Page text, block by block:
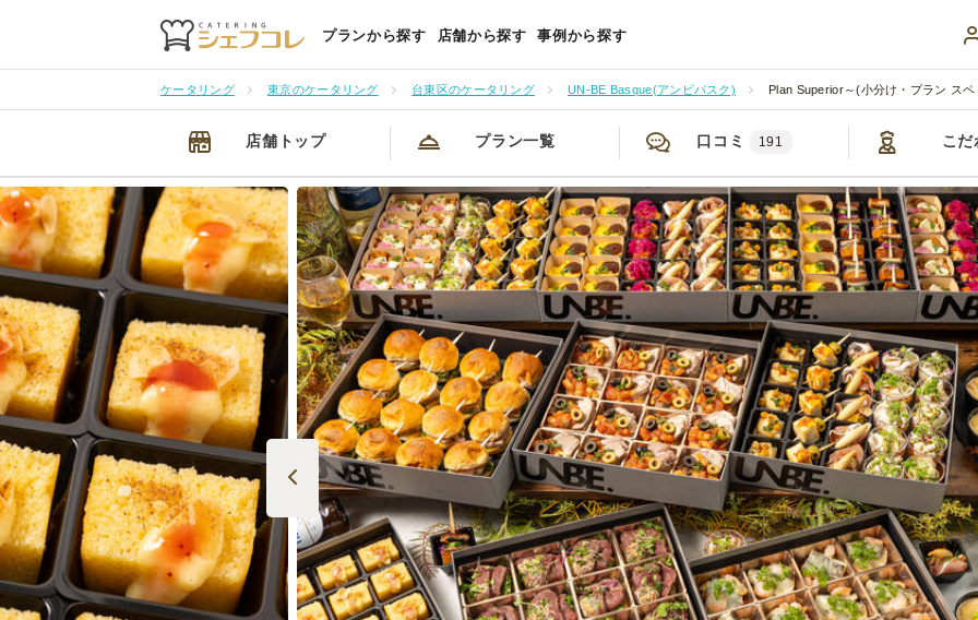
プランから探す 店舗から探す 事例から探す
ケータリング 東京のケータリング 台東区のケータリング UN-BE Basque(アンビバスク) Plan Superior～(小分け・プラン スペ
店舗トップ プラン一覧 口コミ 191 こだ